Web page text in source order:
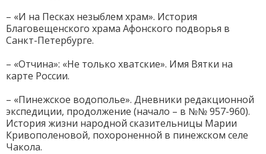
– «И на Песках незыблем храм». История
Благовещенского храма Афонского подворья в
Санкт-Петербурге.
– «Отчина»: «Не только хватские». Имя Вятки на
карте России.
– «Пинежское водополье». Дневники редакционной
экспедиции, продолжение (начало – в №№ 957-960).
История жизни народной сказительницы Марии
Кривополеновой, похороненной в пинежском селе
Чакола.